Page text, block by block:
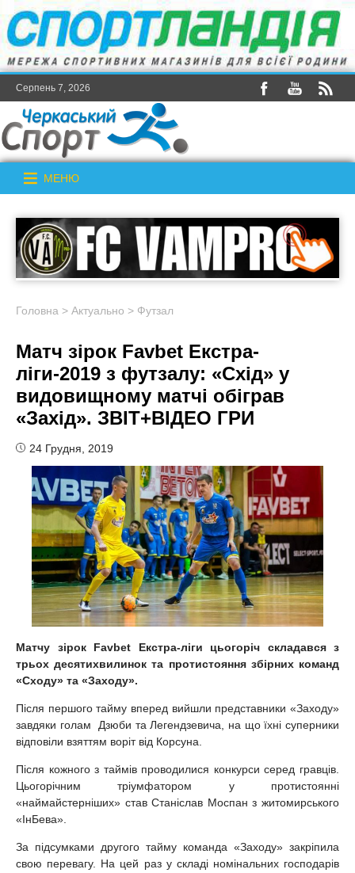
Серпень 7, 2026
МЕНЮ
Головна > Актуально > Футзал
Матч зірок Favbet Екстра-
ліги-2019 з футзалу: «Схід» у
видовищному матчі обіграв
«Захід». ЗВІТ+ВІДЕО ГРИ
24 Грудня, 2019
Матчу зірок Favbet Екстра-ліги цьогоріч складався з
трьох десятихвилинок та протистояння збірних команд
«Сходу» та «Заходу».
Після першого тайму вперед вийшли представники «Заходу»
завдяки голам Дзюби та Легендзевича, на що їхні суперники
відповіли взяттям воріт від Корсуна.
Після кожного з таймів проводилися конкурси серед гравців.
Цьогорічним тріумфатором у протистоянні
«наймайстерніших» став Станіслав Моспан з житомирського
«ІнБева».
За підсумками другого тайму команда «Заходу» закріпила
свою перевагу. На цей раз у складі номінальних господарів